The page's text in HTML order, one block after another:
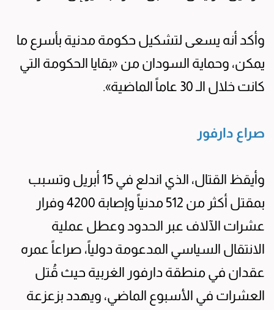
وأكد أنه يسعى لتشكيل حكومة مدنية بأسرع ما
يمكن، وحماية السودان من «بقايا الحكومة التي
كانت خلال الـ 30 عاماً الماضية».
صراع دارفور
وأيقظ القتال، الذي اندلع في 15 أبريل وتسبب
بمقتل أكثر من 512 مدنياً وإصابة 4200 وفرار
عشرات الآلاف عبر الحدود وعطل عملية
الانتقال السياسي المدعومة دولياً، صراعاً عمره
عقدان في منطقة دارفور الغربية حيث قُتل
العشرات في الأسبوع الماضي، ويهدد بزعزعة